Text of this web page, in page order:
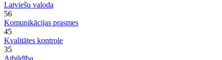
Latviešu valoda
56
Komunikācijas prasmes
45
Kvalitātes kontrole
35
Atbildība